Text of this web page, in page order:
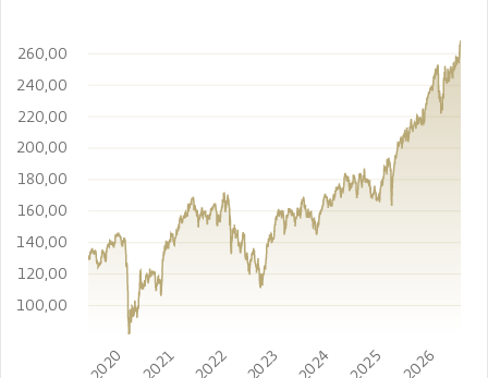
100,00
120,00
140,00
160,00
180,00
200,00
220,00
240,00
260,00